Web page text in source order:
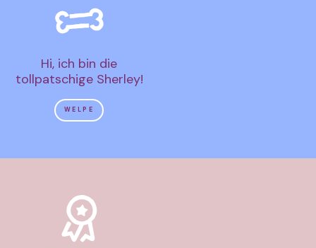
Hi, ich bin die
tollpatschige Sherley!
WELPE